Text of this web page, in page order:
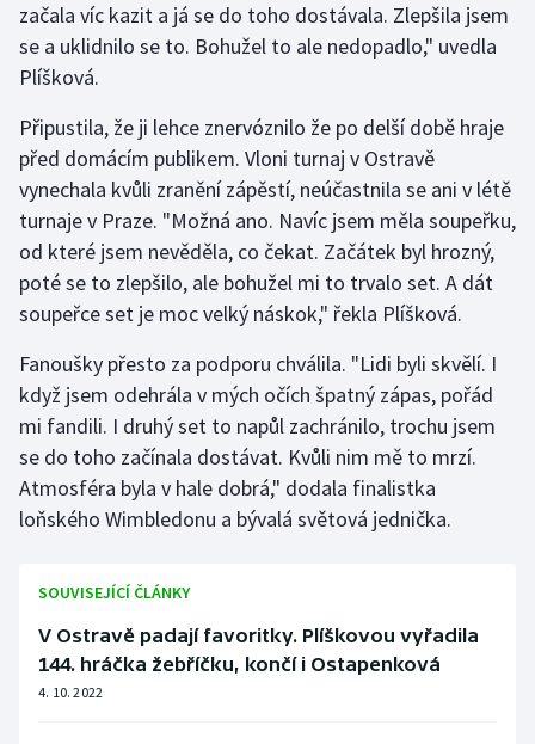
Stolní tenis
Triatlon
Veslování
Vodní slalom
Volejbal
Ostatní
začala víc kazit a já se do toho dostávala. Zlepšila jsem
se a uklidnilo se to. Bohužel to ale nedopadlo," uvedla
Plíšková.
Připustila, že ji lehce znervóznilo že po delší době hraje
před domácím publikem. Vloni turnaj v Ostravě
vynechala kvůli zranění zápěstí, neúčastnila se ani v létě
turnaje v Praze. "Možná ano. Navíc jsem měla soupeřku,
od které jsem nevěděla, co čekat. Začátek byl hrozný,
poté se to zlepšilo, ale bohužel mi to trvalo set. A dát
soupeřce set je moc velký náskok," řekla Plíšková.
Fanoušky přesto za podporu chválila. "Lidi byli skvělí. I
když jsem odehrála v mých očích špatný zápas, pořád
mi fandili. I druhý set to napůl zachránilo, trochu jsem
se do toho začínala dostávat. Kvůli nim mě to mrzí.
Atmosféra byla v hale dobrá," dodala finalistka
loňského Wimbledonu a bývalá světová jednička.
SOUVISEJÍCÍ ČLÁNKY
V Ostravě padají favoritky. Plíškovou vyřadila
144. hráčka žebříčku, končí i Ostapenková
4. 10. 2022